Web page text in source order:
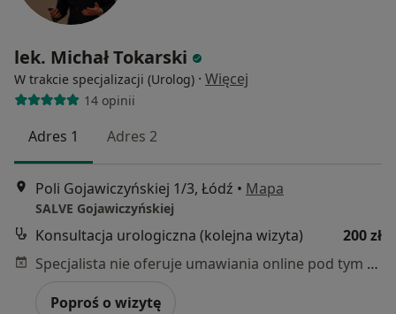
lek. Michał Tokarski
W trakcie specjalizacji (Urolog) · Więcej
14 opinii
Adres 1 Adres 2
Poli Gojawiczyńskiej 1/3, Łódź • Mapa
SALVE Gojawiczyńskiej
Konsultacja urologiczna (kolejna wizyta)
200 zł
Specjalista nie oferuje umawiania online pod tym adresem.
Poproś o wizytę